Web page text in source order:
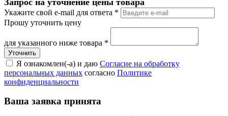
Укажите свой e-mail для ответа *
Прошу уточнить цену
для указанного ниже товара *
Я ознакомлен(-а) и даю Согласие на обработку
персональных данных согласно Политике
конфиденциальности
Ваша заявка принята